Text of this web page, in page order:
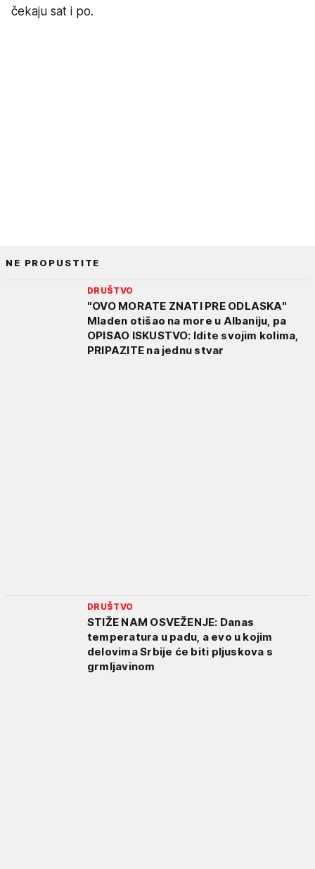
čekaju sat i po.
NE PROPUSTITE
DRUŠTVO
"OVO MORATE ZNATI PRE ODLASKA"
Mladen otišao na more u Albaniju, pa
OPISAO ISKUSTVO: Idite svojim kolima,
PRIPAZITE na jednu stvar
DRUŠTVO
STIŽE NAM OSVEŽENJE: Danas
temperatura u padu, a evo u kojim
delovima Srbije će biti pljuskova s
grmljavinom